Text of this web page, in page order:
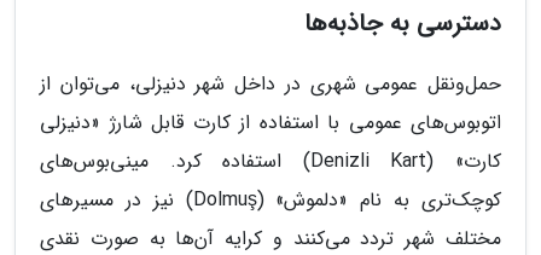
دسترسی به جاذبه‌ها
حمل‌ونقل عمومی شهری در داخل شهر دنیزلی، می‌توان از
اتوبوس‌های عمومی با استفاده از کارت قابل شارژ «دنیزلی
کارت» (Denizli Kart) استفاده کرد. مینی‌بوس‌های
کوچک‌تری به نام «دلموش» (Dolmuş) نیز در مسیرهای
مختلف شهر تردد می‌کنند و کرایه آن‌ها به صورت نقدی